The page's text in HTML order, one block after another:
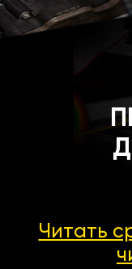
Читать